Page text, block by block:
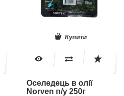
Купити
Оселедець в олії
Norven п/у 250г